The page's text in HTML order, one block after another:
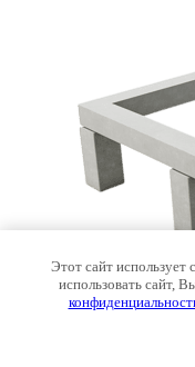
Этот сайт
использовать сайт,